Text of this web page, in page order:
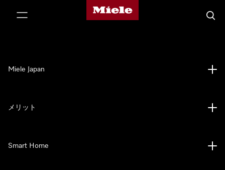
Mieleのホームページ
検索
Miele Japan
メリット
Smart Home